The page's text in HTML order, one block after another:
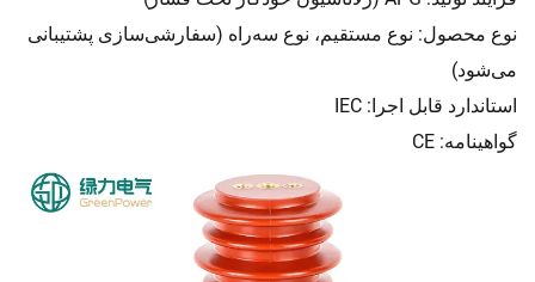
نوع محصول: نوع مستقیم، نوع سه‌راه (سفارشی‌سازی پشتیبانی
می‌شود)
استاندارد قابل اجرا: IEC
گواهینامه: CE